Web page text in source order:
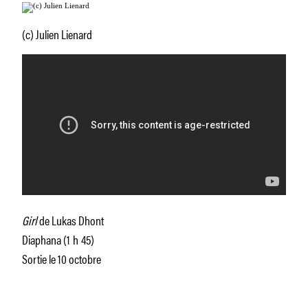
(c) Julien Lienard
Girlde Lukas Dhont
Diaphana (1 h 45)
Sortie le 10 octobre